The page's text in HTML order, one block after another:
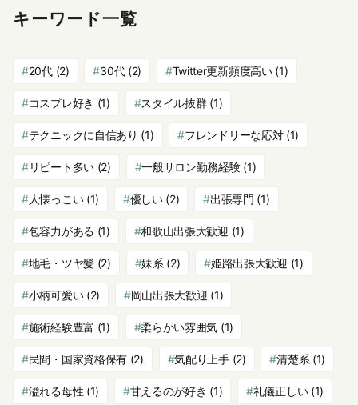
キーワード一覧
20代(2) 30代(2) Twitter更新頻度高い(1)
コスプレ好き (1) スタイル抜群(1)
テクニックに自信あり (1) フレンドリーな応対(1)
リピート多い(2) 一般サロン勤務経験(1)
人懐っこい(1) 優しい(2) 出張専門 (1)
包容力がある (1) 和歌山出張大歓迎 (1)
地毛・ツヤ髪(2) 妹系 (2) 姫路出張大歓迎 (1)
小柄可愛い(2) 岡山出張大歓迎 (1)
施術経験豊富 (1) 柔らかい雰囲気 (1)
民間・国家資格保有 (2) 気配り上手(2) 清楚系 (1)
溢れる母性 (1) 甘えるのが好き (1) 礼儀正しい(1)